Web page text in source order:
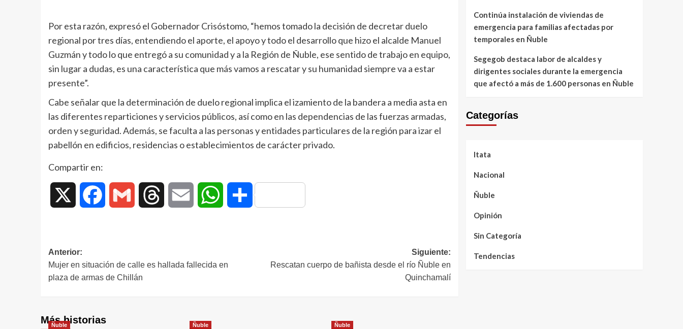
Por esta razón, expresó el Gobernador Crisóstomo, “hemos tomado la decisión de decretar duelo
regional por tres días, entendiendo el aporte, el apoyo y todo el desarrollo que hizo el alcalde Manuel
Guzmán y todo lo que entregó a su comunidad y a la Región de Ñuble, ese sentido de trabajo en equipo,
sin lugar a dudas, es una característica que más vamos a rescatar y su humanidad siempre va a estar
presente”.
Cabe señalar que la determinación de duelo regional implica el izamiento de la bandera a media asta en
las diferentes reparticiones y servicios públicos, así como en las dependencias de las fuerzas armadas,
orden y seguridad. Además, se faculta a las personas y entidades particulares de la región para izar el
pabellón en edificios, residencias o establecimientos de carácter privado.
Compartir en:
Facebook Gmail Threads Email WhatsAppCompartir
Anterior:
Mujer en situación de calle es hallada fallecida en
plaza de armas de Chillán
Siguiente:
Rescatan cuerpo de bañista desde el río Ñuble en
Quinchamalí
Más historias
Ñuble Ñuble Ñuble
Continúa instalación de viviendas de
emergencia para familias afectadas por
temporales en Ñuble
Segegob destaca labor de alcaldes y
dirigentes sociales durante la emergencia
que afectó a más de 1.600 personas en Ñuble
Categorías
Itata
Nacional
Ñuble
Opinión
Sin Categoría
Tendencias